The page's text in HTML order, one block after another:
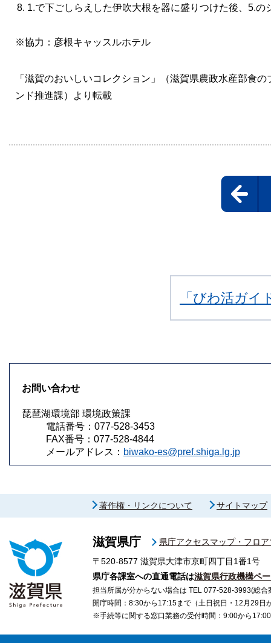
1.で下ごしらえした伊吹大根を器に盛りつけた後、5.
※協力：彦根キャッスルホテル
「滋賀のおいしいコレクション」（滋賀県農政水産部食の
ンド推進課）より転載
「びわ活ガ
お問い合わせ
琵琶湖環境部 環境政策課
電話番号：077-528-3453
FAX番号：077-528-4844
メールアドレス： biwako-es@pref.shiga.lg.jp
著作権・リンクについて サイトマップ
滋賀県庁
県庁アクセスマップ・フロ
〒520-8577 滋賀県大津市京町四丁目1番1号
県庁各課室への直通電話は滋賀県行政機構ペ
担当所属が分からない場合は TEL 077-528-3993(総合
開庁時間：8:30から17:15まで（土日祝日・12月29日
※手続等に関する窓口業務の受付時間：9:00から